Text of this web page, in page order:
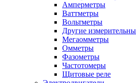
Амперметры
Ваттметры
Вольтметры
Другие
Мегаомметры
Омметры
Фазометры
Частотомеры
Щитовые реле